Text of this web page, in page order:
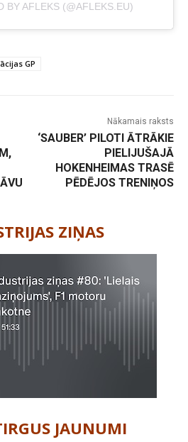
BY AFLEKS (@AFLEKS.EU)
GP
Nākamais raksts
‘SAUBER’ PILOTI ĀTRĀKIE
PIELIJUŠAJĀ
HOKENHEIMAS TRASĒ
PĒDĒJOS TRENIŅOS
ZIŅAS
JAUNUMI